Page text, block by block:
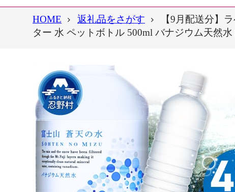
HOME 返礼品をさがす
【9月配送分】
ター 水 ペットボトル 500ml バナジウム天然